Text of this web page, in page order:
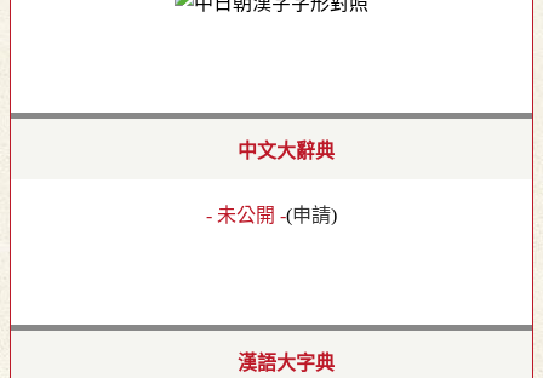
中文大辭典
- 未公開 -(申請)
漢語大字典